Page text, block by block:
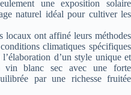
une exposition solaire
naturel idéal pour cultiver les
ont affiné leurs méthodes
climatiques spécifiques
d’un style unique et
vin blanc sec avec une forte
par une richesse fruitée